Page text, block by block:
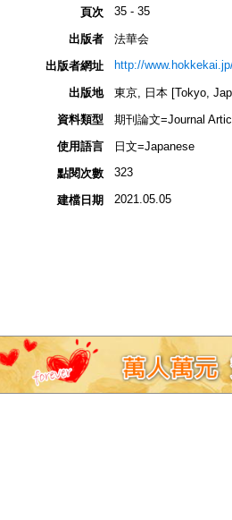
頁次 35 - 35
出版者
法華会
出版者網址
http://
出版地
東京, 日本 [Tokyo,
資料類型
期刊論文=Journal
使用語言
日文=Japanese
點閱次數
323
建檔日期 2021.05.05